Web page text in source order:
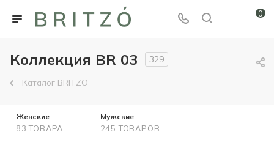
0
Коллекция BR 03 329
Каталог BRITZO
Женские
83 ТОВАРА
Мужские
245 ТОВАРОВ